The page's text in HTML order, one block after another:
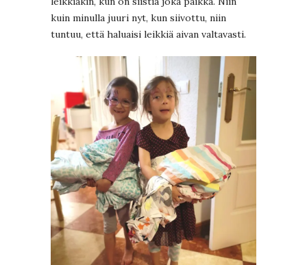
kuin minulla juuri nyt, kun siivottu, niin
tuntuu, että haluaisi leikkiä aivan valtavasti.